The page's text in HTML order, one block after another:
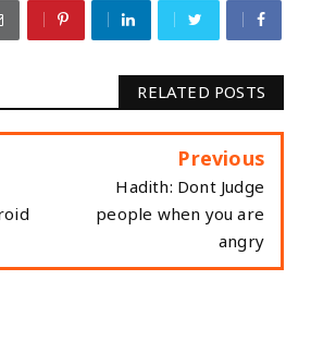
RELATED POSTS
Previous
Hadith: Dont Judge
people when you are
angry